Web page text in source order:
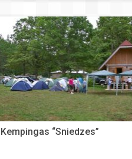
Kempingas “Sniedzes”